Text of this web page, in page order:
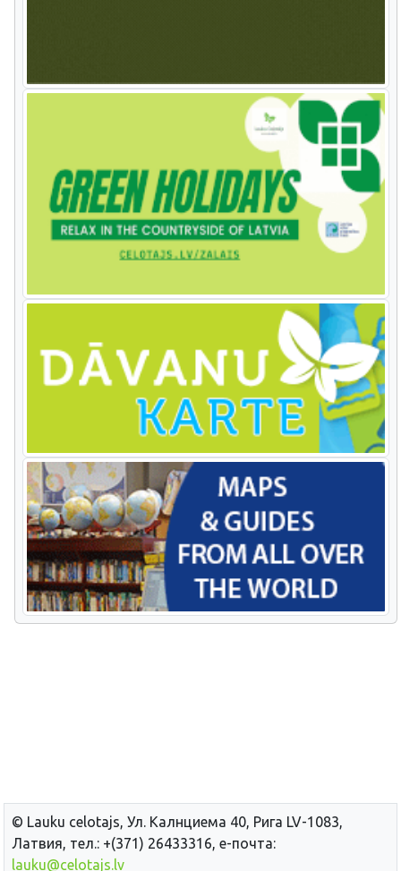
© Lauku сelotajs, Ул. Калнциема 40, Рига LV-1083,
Латвия, тел.: +(371) 26433316, е-почта:
lauku@celotajs.lv